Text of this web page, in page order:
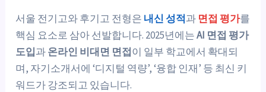
서울 전기고와 후기고 전형은 내신 성적과 면접 평가를
핵심 요소로 삼아 선발합니다. 2025년에는AI 면접 평가
도입과온라인 비대면 면접이 일부 학교에서 확대되
며, 자기소개서에 ‘디지털 역량’, ‘융합 인재’ 등 최신 키
워드가 강조되고 있습니다.